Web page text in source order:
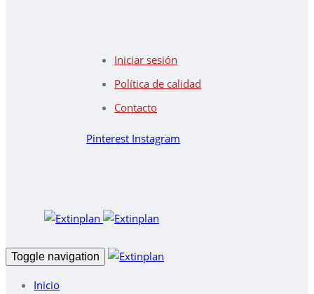
Iniciar sesión
Política de calidad
Contacto
Pinterest Instagram
Toggle navigation
Inicio